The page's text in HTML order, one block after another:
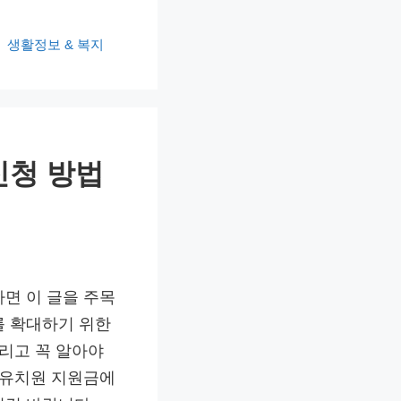
생활정보 & 복지
방법
이 글을 주목
확대하기 위한
고 꼭 알아야
치원 지원금에